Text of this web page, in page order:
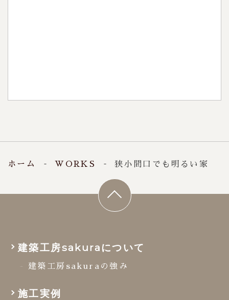
ホーム WORKS 狭小間口でも明るい家
建築工房sakuraについて
建築工房sakuraの強み
施工実例